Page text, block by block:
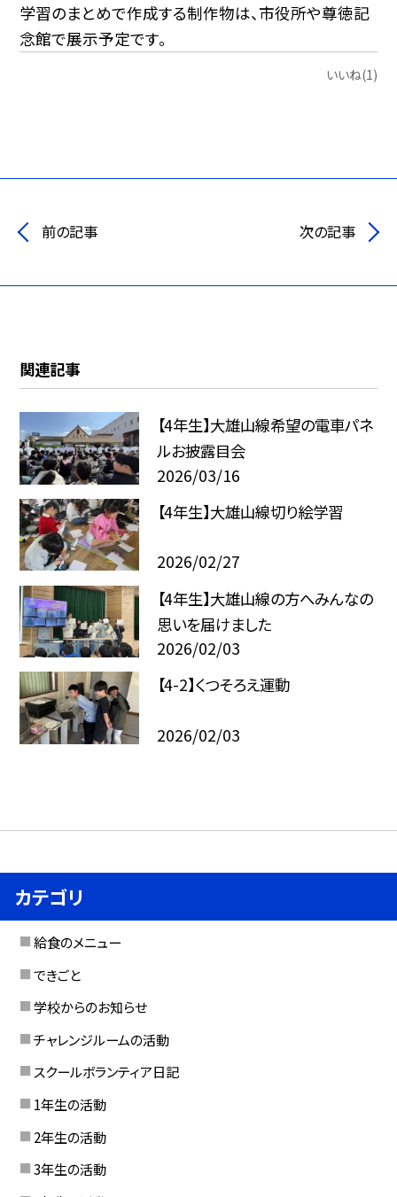
学習のまとめで作成する制作物は、市役所や尊徳記
念館で展示予定です。
いいね(1)
前の記事 次の記事
関連記事
【4年生】大雄山線希望の電車パネ
ルお披露目会
2026/03/16
【4年生】大雄山線切り絵学習
2026/02/27
【4年生】大雄山線の方へみんなの
思いを届けました
2026/02/03
【4-2】くつそろえ運動
2026/02/03
カテゴリ
給食のメニュー
できごと
学校からのお知らせ
チャレンジルームの活動
スクールボランティア日記
1年生の活動
2年生の活動
3年生の活動